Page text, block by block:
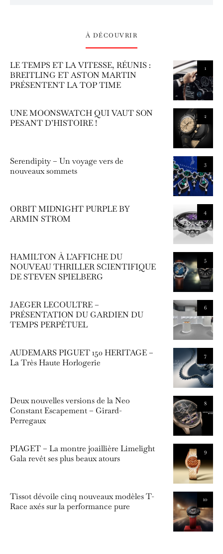
À DÉCOUVRIR
1
LE TEMPS ET LA VITESSE, RÉUNIS :
BREITLING ET ASTON MARTIN
PRÉSENTENT LA TOP TIME
2
UNE MOONSWATCH QUI VAUT SON
PESANT D’HISTOIRE !
3
Serendipity – Un voyage vers de
nouveaux sommets
4
ORBIT MIDNIGHT PURPLE BY
ARMIN STROM
5
HAMILTON À L’AFFICHE DU
NOUVEAU THRILLER SCIENTIFIQUE
DE STEVEN SPIELBERG
6
JAEGER LECOULTRE –
PRÉSENTATION DU GARDIEN DU
TEMPS PERPÉTUEL
7
AUDEMARS PIGUET 150 HERITAGE –
La Très Haute Horlogerie
8
Deux nouvelles versions de la Neo
Constant Escapement – Girard-
Perregaux
9
PIAGET – La montre joaillière Limelight
Gala revêt ses plus beaux atours
10
Tissot dévoile cinq nouveaux modèles T-
Race axés sur la performance pure